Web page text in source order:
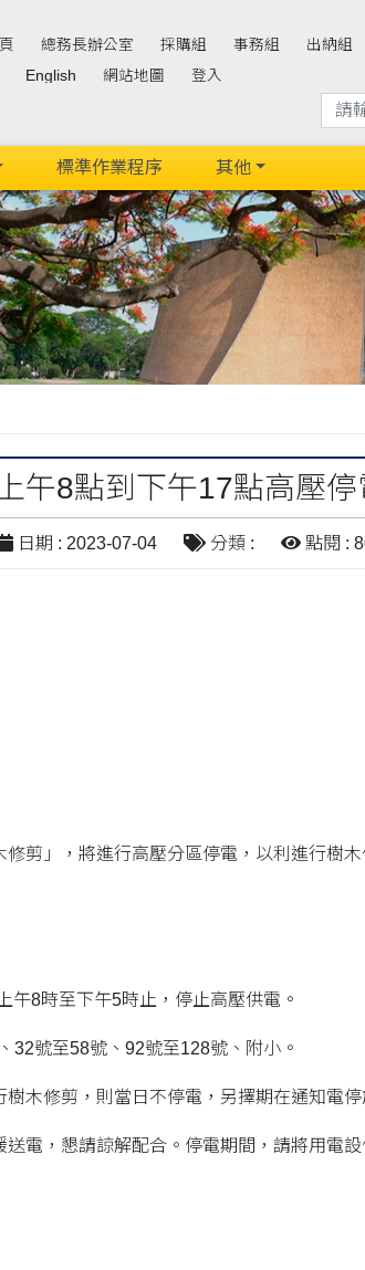
總務長辦公室 採購組 事務組 出納組
English 網站地圖 登入
標準作業程序 其他
午8點到下午17點高壓停
日期 : 2023-07-04 分類 : 點閱 :
剪」，將進行高壓分區停電，以利進行樹
午8時至下午5時止，停止高壓供電。
32號至58號、92號至128號、附小。
木修剪，則當日不停電，另擇期在通知電停
電，懇請諒解配合。停電期間，請將用電